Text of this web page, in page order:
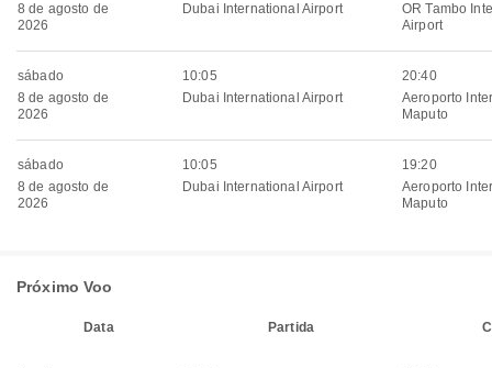
8 de agosto de
2026
Dubai International Airport
OR Tambo
Airport
sábado
8 de agosto de
2026
10:05
Dubai International Airport
20:40
Aeroporto
Maputo
sábado
8 de agosto de
2026
10:05
Dubai International Airport
19:20
Aeroporto
Maputo
Próximo Voo
Data Partida